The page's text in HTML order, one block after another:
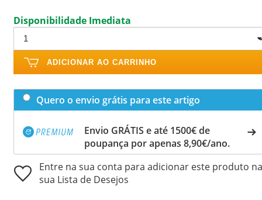
Disponibilidade Imediata
ADICIONAR AO CARRINHO
Quero o envio grátis para este artigo
Envio GRÁTIS e até 1500€ de
poupança por apenas 8,90€/ano.
Entre na sua conta para adicionar este produto na
sua Lista de Desejos